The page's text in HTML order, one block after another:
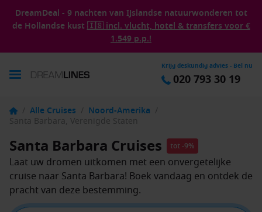
DreamDeal - 9 nachten van IJslandse natuurwonderen tot
de Hollandse kust 🇮🇸 incl. vlucht, hotel & transfers voor €
1.549 p.p.!
Krijg deskundig advies - Bel nu
020 793 30 19
/ Alle Cruises / Noord-Amerika /
Santa Barbara, Verenigde Staten
Santa Barbara Cruises tot -9%
Laat uw dromen uitkomen met een onvergetelijke
cruise naar Santa Barbara! Boek vandaag en ontdek de
pracht van deze bestemming.